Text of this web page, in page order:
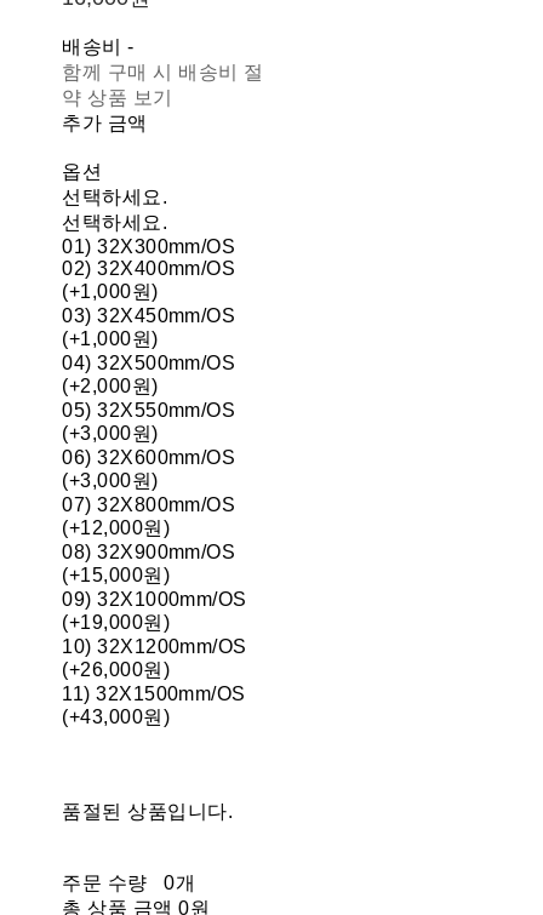
배송비-
함께 구매 시 배송비 절
약 상품 보기
추가 금액
옵션
선택하세요.
선택하세요.
01) 32X300mm/OS
02) 32X400mm/OS
(+1,000원)
03) 32X450mm/OS
(+1,000원)
04) 32X500mm/OS
(+2,000원)
05) 32X550mm/OS
(+3,000원)
06) 32X600mm/OS
(+3,000원)
07) 32X800mm/OS
(+12,000원)
08) 32X900mm/OS
(+15,000원)
09) 32X1000mm/OS
(+19,000원)
10) 32X1200mm/OS
(+26,000원)
11) 32X1500mm/OS
(+43,000원)
품절된 상품입니다.
주문 수량
0개
총 상품 금액 0원